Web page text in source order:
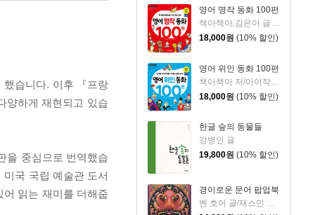
영어 명작 동화 100편
책아책아,김은아 글/아이작 더스트,마이클 A. 푸틀랙 감수
18,000원 (10% 할인)
영어 위인 동화 100편
18,000원 (10% 할인)
한글 숲의 동물들
강병인 글
19,800원 (10% 할인)
경이로운 문어 팝업북
벤 호어 글/재스민 플로이드 그림/조은영 역
했습니다. 이후 『프랑
양하게 재현되고 있습
을 중심으로 번역했습
국 국립 예술관 도서
읽는 재미를 더해줍